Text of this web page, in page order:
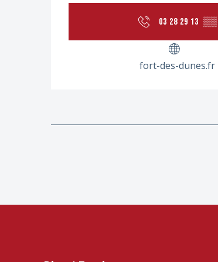
03 28 29 13 ▒▒
fort-des-dunes.fr